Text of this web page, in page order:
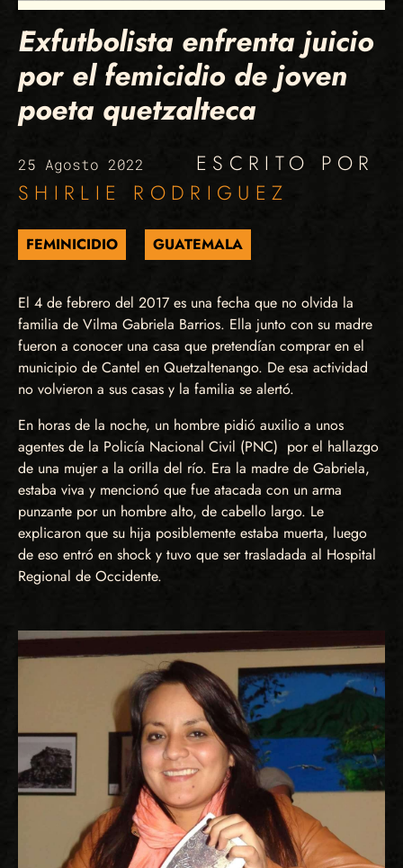
Exfutbolista enfrenta juicio
por el femicidio de joven
poeta quetzalteca
25 Agosto 2022
ESCRITO POR
SHIRLIE RODRIGUEZ
FEMINICIDIO GUATEMALA
El 4 de febrero del 2017 es una fecha que no olvida la
familia de Vilma Gabriela Barrios. Ella junto con su madre
fueron a conocer una casa que pretendían comprar en el
municipio de Cantel en Quetzaltenango. De esa actividad
no volvieron a sus casas y la familia se alertó.
En horas de la noche, un hombre pidió auxilio a unos
agentes de la Policía Nacional Civil (PNC) por el hallazgo
de una mujer a la orilla del río. Era la madre de Gabriela,
estaba viva y mencionó que fue atacada con un arma
punzante por un hombre alto, de cabello largo. Le
explicaron que su hija posiblemente estaba muerta, luego
de eso entró en shock y tuvo que ser trasladada al Hospital
Regional de Occidente.